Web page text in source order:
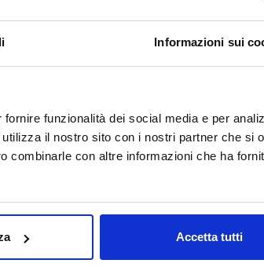
Informazioni sui
funzionalità dei social media e per
il nostro sito con i nostri partner che si
combinarle con altre informazioni che ha
Accetta tutti